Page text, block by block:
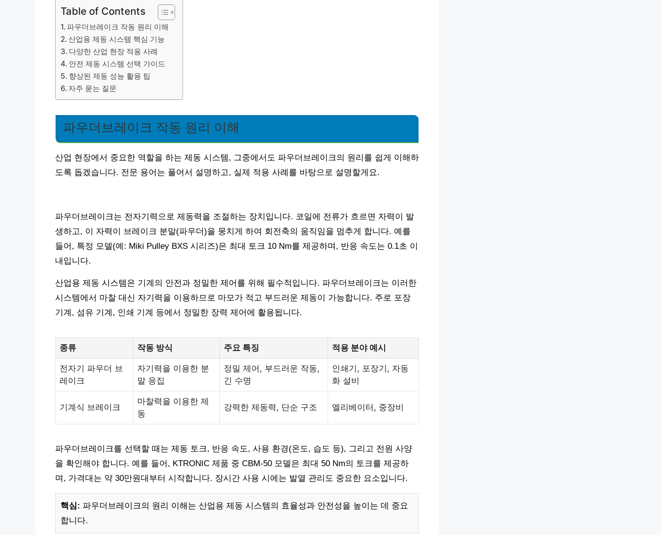
Table of Contents
파우더브레이크 작동 원리 이해
산업용 제동 시스템 핵심 기능
다양한 산업 현장 적용 사례
안전 제동 시스템 선택 가이드
향상된 제동 성능 활용 팁
자주 묻는 질문
파우더브레이크 작동 원리 이해
산업 현장에서 중요한 역할을 하는 제동 시스템, 그중에서도 파우더브레이크의 원리를 쉽게 이해하
도록 돕겠습니다. 전문 용어는 풀어서 설명하고, 실제 적용 사례를 바탕으로 설명할게요.
파우더브레이크는 전자기력으로 제동력을 조절하는 장치입니다. 코일에 전류가 흐르면 자력이 발
생하고, 이 자력이 브레이크 분말(파우더)을 뭉치게 하여 회전축의 움직임을 멈추게 합니다. 예를
들어, 특정 모델(예: Miki Pulley BXS 시리즈)은 최대 토크 10 Nm를 제공하며, 반응 속도는 0.1초 이
내입니다.
산업용 제동 시스템은 기계의 안전과 정밀한 제어를 위해 필수적입니다. 파우더브레이크는 이러한
시스템에서 마찰 대신 자기력을 이용하므로 마모가 적고 부드러운 제동이 가능합니다. 주로 포장
기계, 섬유 기계, 인쇄 기계 등에서 정밀한 장력 제어에 활용됩니다.
종류 작동 방식 주요 특징 적용 분야 예시
전자기 파우더 브
레이크
자기력을 이용한 분
말 응집
정밀 제어, 부드러운 작동,
긴 수명
인쇄기, 포장기, 자동
화 설비
기계식 브레이크
마찰력을 이용한 제
동
강력한 제동력, 단순 구조 엘리베이터, 중장비
파우더브레이크를 선택할 때는 제동 토크, 반응 속도, 사용 환경(온도, 습도 등), 그리고 전원 사양
을 확인해야 합니다. 예를 들어, KTRONIC 제품 중 CBM-50 모델은 최대 50 Nm의 토크를 제공하
며, 가격대는 약 30만원대부터 시작합니다. 장시간 사용 시에는 발열 관리도 중요한 요소입니다.
핵심: 파우더브레이크의 원리 이해는 산업용 제동 시스템의 효율성과 안전성을 높이는 데 중요
합니다.